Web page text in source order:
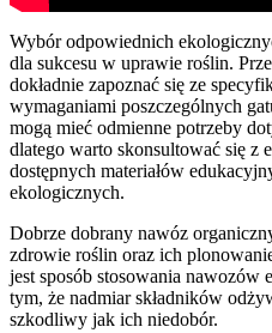
Wybór odpowiednich
dla sukcesu w uprawie roślin.
dokładnie zapoznać się ze
wymaganiami poszczególnych
mogą mieć odmienne potrzeby
dlatego warto skonsultować się z
dostępnych materiałów
ekologicznych.
Dobrze dobrany nawóz
zdrowie roślin oraz ich
jest sposób stosowania nawozów
tym, że nadmiar składników
szkodliwy jak ich niedobór.